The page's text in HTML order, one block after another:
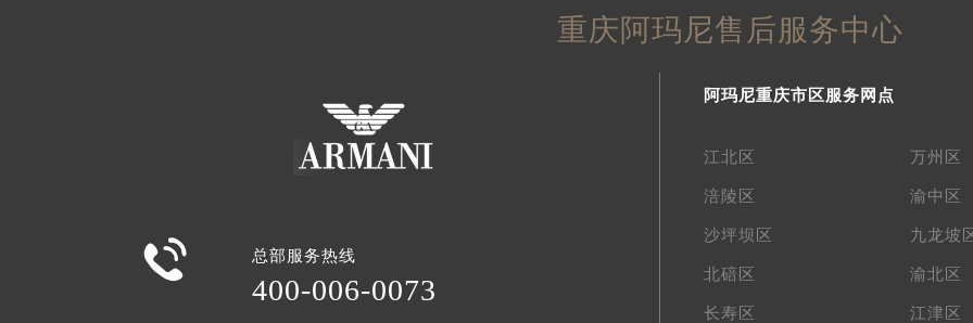
重庆阿玛尼售后服务中心
 总部服务热线
400-006-0073
阿玛尼重庆市区服务网点
江北区 万州区
涪陵区 渝中区
沙坪坝区 九龙坡
北碚区 渝北区
长寿区 江津区